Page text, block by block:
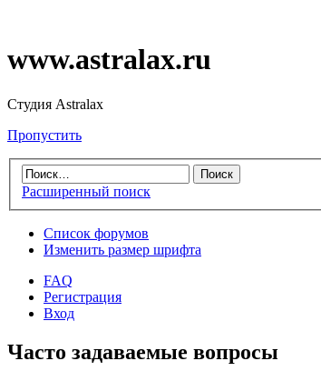
www.astralax.ru
Студия Astralax
Пропустить
Расширенный поиск
Список форумов
Изменить размер шрифта
FAQ
Регистрация
Вход
Часто задаваемые вопросы